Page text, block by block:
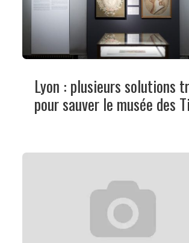
Lyon : plusieurs solutions
pour sauver le musée des